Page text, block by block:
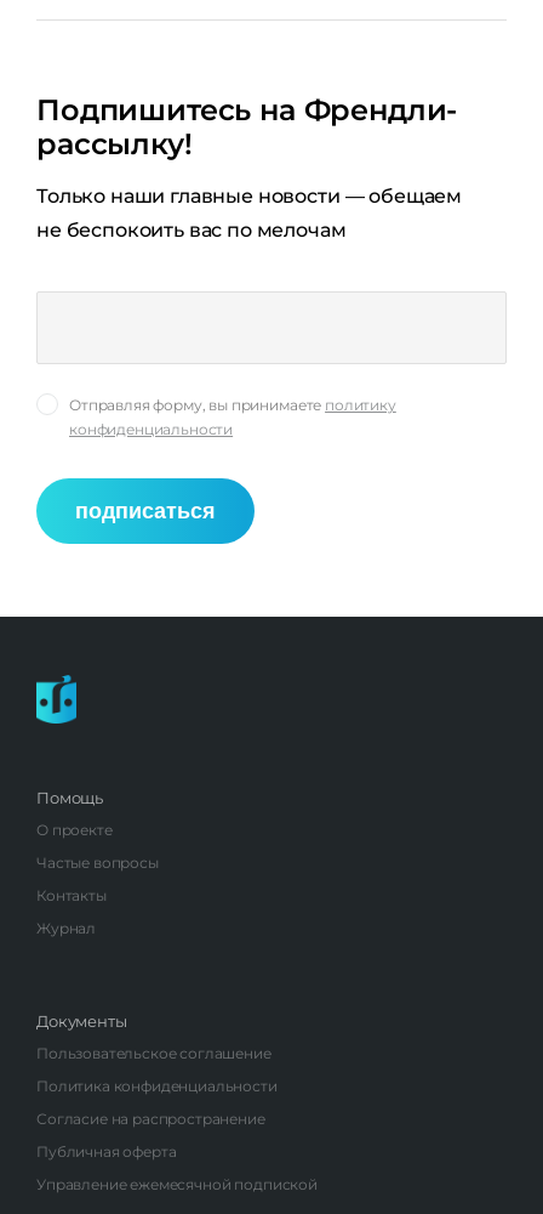
Подпишитесь на Френдли-
рассылку!
Только наши главные новости — обещаем
не беспокоить вас по мелочам
Отправляя форму, вы принимаете политику
конфиденциальности
подписаться
Помощь
О проекте
Частые вопросы
Контакты
Журнал
Документы
Пользовательское соглашение
Политика конфиденциальности
Согласие на распространение
Публичная оферта
Управление ежемесячной подпиской